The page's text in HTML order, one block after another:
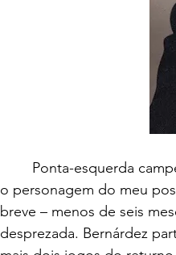
o personagem do meu
breve – menos de seis
desprezada. Bernárdez